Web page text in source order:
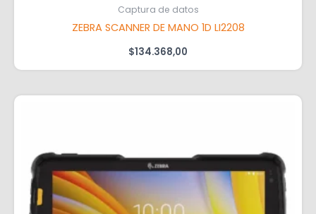
Captura de datos
ZEBRA SCANNER DE MANO 1D LI2208
$134.368,00